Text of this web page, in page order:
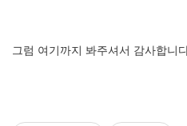
그럼 여기까지 봐주셔서 감사합니